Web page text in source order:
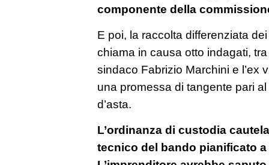
componente della
E poi, la raccolta differenziata
chiama in causa otto indagati,
sindaco Fabrizio Marchini e l’ex
una promessa di tangente pari
d’asta.
L’ordinanza di custodia
tecnico del bando pianificato